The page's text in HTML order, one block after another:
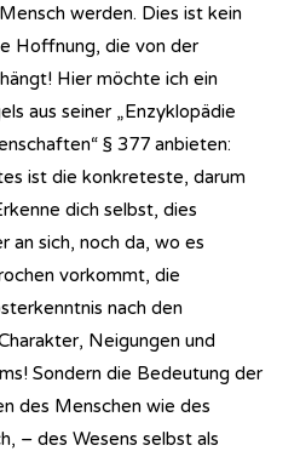
werden. Dies ist kein
Hoffnung, die von der
Hier möchte ich ein
aus seiner „Enzyklopädie
§ 377 anbieten:
ist die konkreteste, darum
dich selbst, dies
an sich, noch da, wo es
vorkommt, die
nach den
Neigungen und
Sondern die Bedeutung der
des Menschen wie des
– des Wesens selbst als